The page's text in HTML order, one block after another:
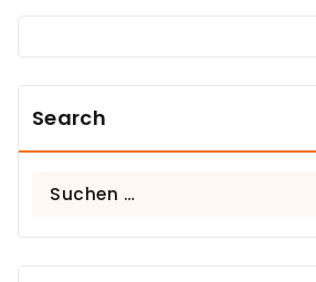
Search
Suchen